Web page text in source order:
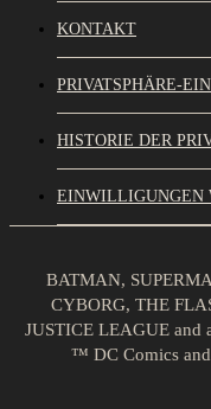
KONTAKT
PRIVATSPHÄRE-
HISTORIE DER
EINWILLIGUNGEN
BATMAN,
CYBORG, THE
JUSTICE LEAGUE and
™ DC Comics and